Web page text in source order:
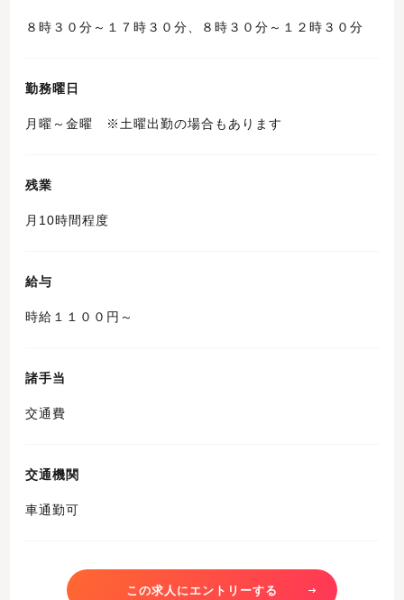
８時３０分～１７時３０分、８時３０分～１２時３０分
勤務曜日
月曜～金曜 ※土曜出勤の場合もあります
残業
月10時間程度
給与
時給１１００円～
諸手当
交通費
交通機関
車通勤可
この求人にエントリーする